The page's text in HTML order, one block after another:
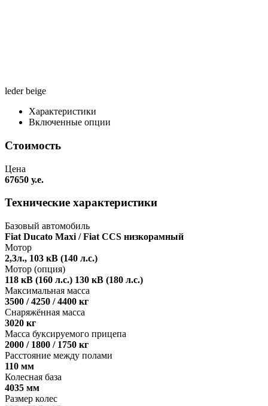
leder beige
Характеристики
Включенные опции
Стоимость
Цена
67650 у.е.
Технические характеристики
Базовый автомобиль
Fiat Ducato Maxi / Fiat CCS низкорамный
Мотор
2,3л., 103 кВ (140 л.с.)
Мотор (опция)
118 кВ (160 л.с.) 130 кВ (180 л.с.)
Максимальная масса
3500 / 4250 / 4400 кг
Снаряжённая масса
3020 кг
Масса буксируемого прицепа
2000 / 1800 / 1750 кг
Расстояние между полами
110 мм
Колесная база
4035 мм
Размер колес